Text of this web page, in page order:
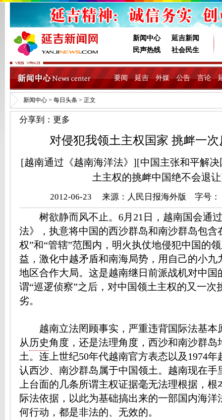
新闻中心
延吉新闻
民声热线
社会民生
要闻 延吉 外媒 公告 言论
新闻中心 > 每日头条 > 正文
分享到： 更多
对侵犯我领土主权国家 挑衅一
[越南通过《越南海洋法》][中国主张和平解
土主权的挑衅中国绝不会退
2012-06-23 来源：人民日报海外版 字号：
树欲静而风不止。6月21日，越南国会通
法》，执意将中国的西沙群岛和南沙群岛包含
权”和“管辖”范围内，明火执仗地侵犯中国的
益，激化中越矛盾和南海局势，用自己的小九
地区合作大局。这是越南继日前派战机对中国
谓“巡逻侦察”之后，对中国领土主权的又一次
劣。
越南立法罔顾事实，严重违背国际法基本
从历史角度，还是法理角度，西沙和南沙群岛
土。连上世纪50年代越南官方表态以及1974
认西沙、南沙群岛属于中国领土。越南现在手
上台面的几条所谓主权证据毫无法理根据，
际法依据，以此为基础搞出来的一部国内海洋
何行动，都是非法的、无效的。